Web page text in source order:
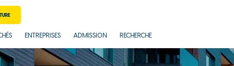
ENTREPRISES ADMISSION RECHERCHE